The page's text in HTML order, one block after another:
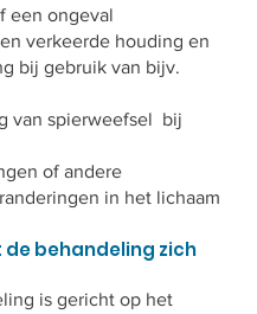
een ongeval
verkeerde houding en
bij gebruik van bijv.
van spierweefsel bij
of andere
in het lichaam
behandeling zich
is gericht op het